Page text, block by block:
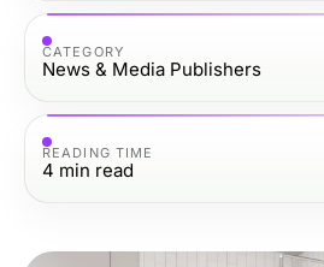
CATEGORY
News & Media Publishers
READING TIME
4 min read